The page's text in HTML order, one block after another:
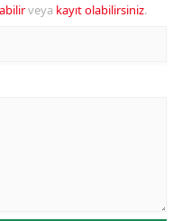
veya kayıt olabilirsiniz.